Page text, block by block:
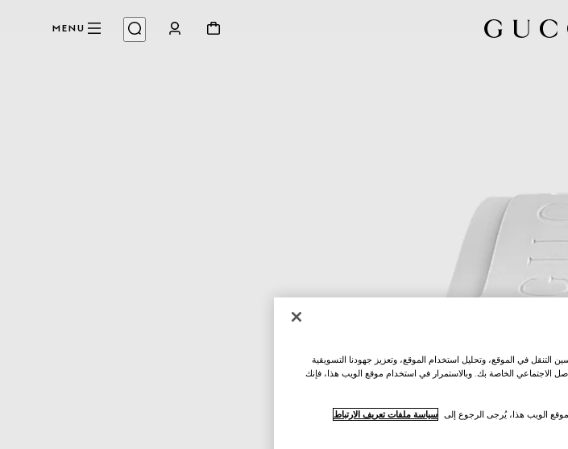
MENU
التنقل في الموقع، وتحليل استخدام الموقع، وتعزيز جهودنا التسويقية
الاجتماعي الخاصة بك. وبالاستمرار في استخدام موقع الويب هذا، فإنك
الويب هذا، يُرجى الرجوع إلى سياسة ملفات تعريف الارتباط